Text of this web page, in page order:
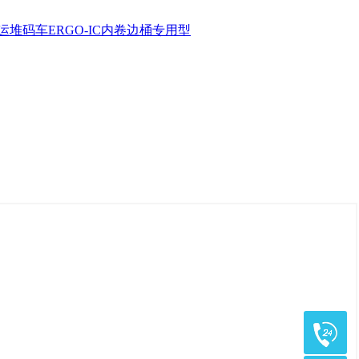
堆码车ERGO-IC内卷边桶专用型